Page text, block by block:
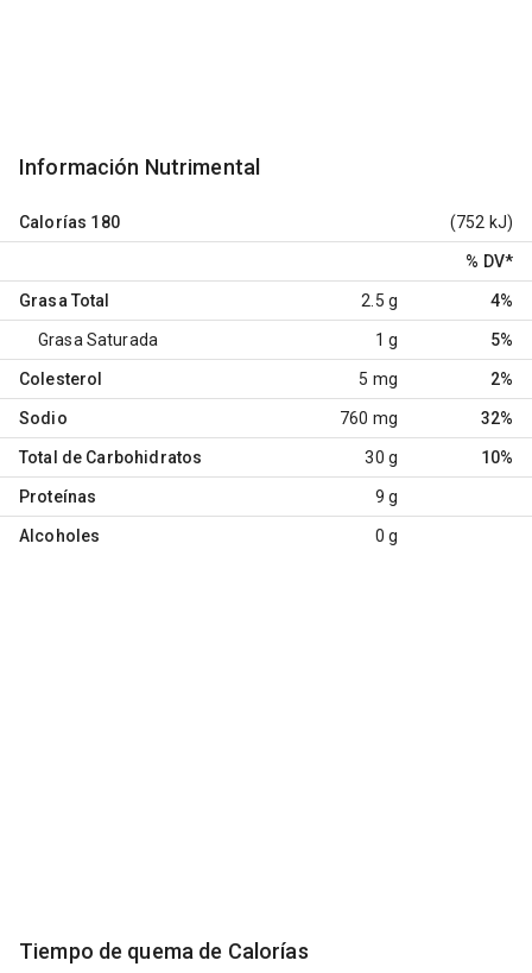
Información Nutrimental
Calorías 180 (752 kJ)
% DV*
Grasa Total 2.5 g 4%
Grasa Saturada 1 g 5%
Colesterol 5 mg 2%
Sodio 760 mg 32%
Total de Carbohidratos 30 g 10%
Proteínas 9 g
Alcoholes 0 g
Tiempo de quema de Calorías